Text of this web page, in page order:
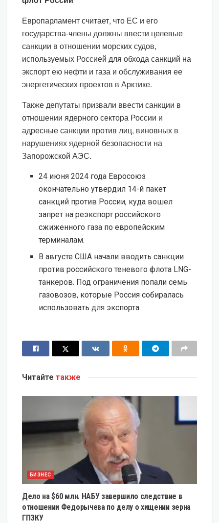
Европарламент считает, что ЕС и его
государства-члены должны ввести целевые
санкции в отношении морских судов,
используемых Россией для обхода санкций на
экспорт ею нефти и газа и обслуживания ее
энергетических проектов в Арктике.
Также депутаты призвали ввести санкции в
отношении ядерного сектора России и
адресные санкции против лиц, виновных в
нарушениях ядерной безопасности на
Запорожской АЭС.
24 июня 2024 года Евросоюз
окончательно утвердил 14-й пакет
санкций против России, куда вошел
запрет на реэкспорт российского
сжиженного газа по европейским
терминалам.
В августе США начали вводить санкции
против российского теневого флота LNG-
танкеров. Под ограничения попали семь
газовозов, которые Россия собиралась
использовать для экспорта.
Читайте также
БИЗНЕС
Дело на $60 млн. НАБУ завершило следствие в
отношении Федорычева по делу о хищении зерна
ГПЗКУ